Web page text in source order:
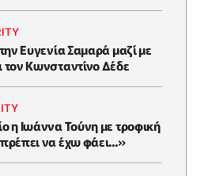
Ευγενία Σαμαρά μαζί με
τον Κωνσταντίνο Δέδε
η Ιωάννα Τούνη με τροφική
να έχω φάει...»